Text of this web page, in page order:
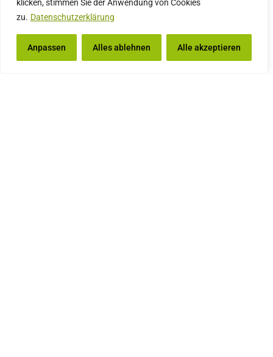
klicken, stimmen Sie der Anwendung von Cookies
zu. Datenschutzerklärung
Anpassen Alles ablehnen Alle akzeptieren
Der voranschreitende Klimawandel führt schon
jetzt zu Extremwetterereignissen, deren